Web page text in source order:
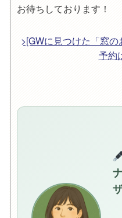
お待ちしております！
>[GWに見つけた「窓
予約